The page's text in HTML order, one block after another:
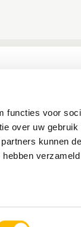
functies voor
over uw gebruik
kunnen